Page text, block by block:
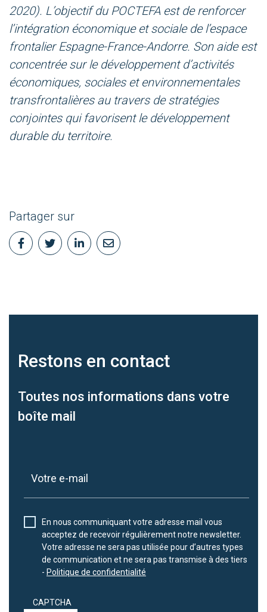
2020). L’objectif du POCTEFA est de renforcer
l’intégration économique et sociale de l’espace
frontalier Espagne-France-Andorre. Son aide est
concentrée sur le développement d’activités
économiques, sociales et environnementales
transfrontalières au travers de stratégies
conjointes qui favorisent le développement
durable du territoire.
Partager sur
Restons en contact
Toutes nos informations dans votre
boîte mail
En nous communiquant votre adresse mail vous
acceptez de recevoir régulièrement notre newsletter.
Votre adresse ne sera pas utilisée pour d’autres types
de communication et ne sera pas transmise à des tiers
- Politique de confidentialité
CAPTCHA